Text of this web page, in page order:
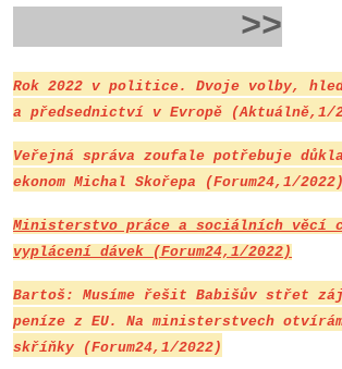
>>
Rok 2022 v politice. Dvoje volby,
a předsednictví v Evropě (Aktuálně,1/
Veřejná správa zoufale potřebuje
ekonom Michal Skořepa (Forum24,1/2022)
Ministerstvo práce a sociálních věcí
vyplácení dávek (Forum24,1/2022)
Bartoš: Musíme řešit Babišův střet
peníze z EU. Na ministerstvech
skříňky (Forum24,1/2022)